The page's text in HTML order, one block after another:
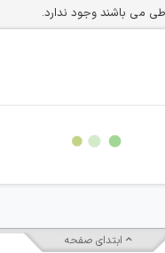
سایت وجود ندارد.
ابتدای صفحه